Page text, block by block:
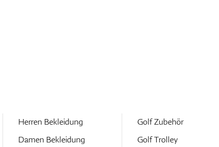
Herren Bekleidung
Damen Bekleidung
Golf Zubehör
Golf Trolley